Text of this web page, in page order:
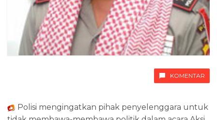
KOMENTAR
Polisi mengingatkan pihak penyelenggara untuk